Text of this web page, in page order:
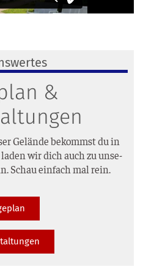
&
Gelän­de bekommst du in
wir dich auch zu unse­
Schau ein­fach mal rein.